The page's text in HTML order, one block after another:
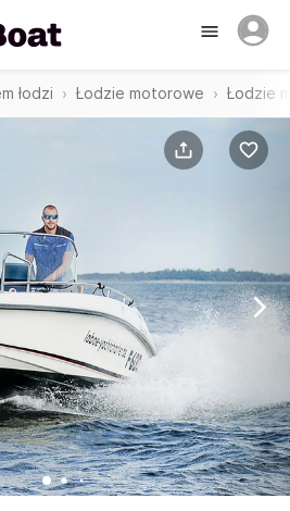
łodzi Łodzie motorowe Łodzie